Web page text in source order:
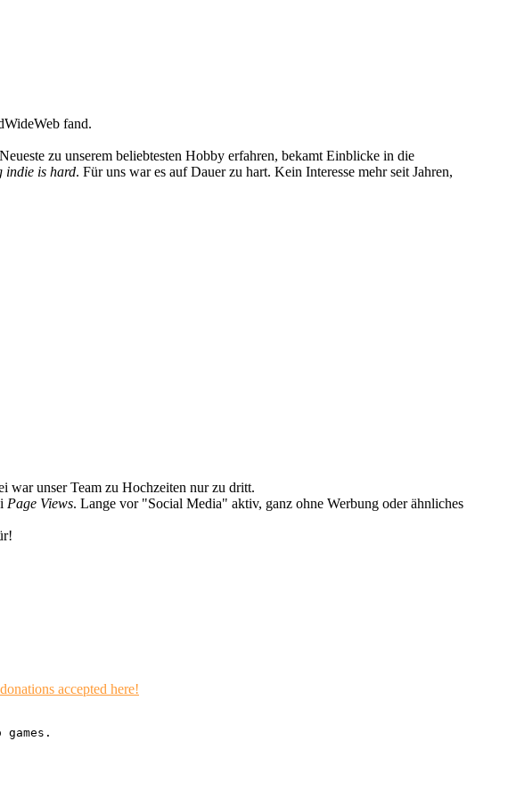
fand.
zu unserem beliebtesten Hobby erfahren, bekamt Einblicke in die
indie is hard. Für uns war es auf Dauer zu hart. Kein Interesse mehr seit Jahren,
war unser Team zu Hochzeiten nur zu dritt.
Page Views. Lange vor "Social Media" aktiv, ganz ohne Werbung oder ähnliches